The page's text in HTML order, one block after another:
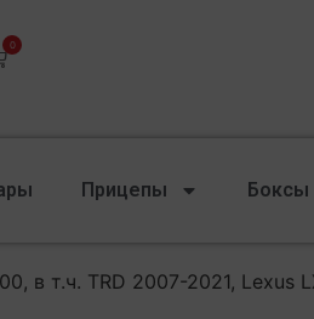
0
Прицепы Боксы
в т.ч. TRD 2007-2021, Lexus